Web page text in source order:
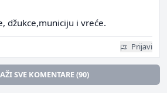
džukce,municiju i vreće.
Prijavi
SVE KOMENTARE (90)